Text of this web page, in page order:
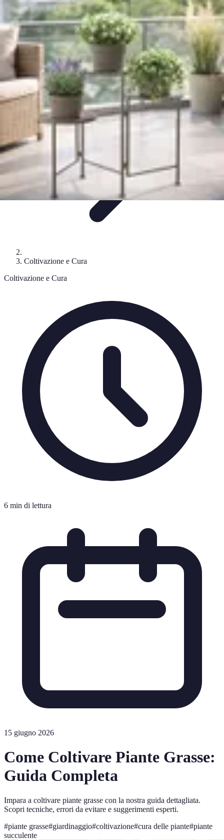
Amo Giardinare
Giardinaggio SostenibileGiardinaggio AromaticoGiardinaggio per
PrincipiantiColtivazionePiante e Cura
Amo Giardinare
Coltivazione e Cura
Coltivazione e Cura
6 min di lettura
15 giugno 2026
Come Coltivare Piante Grasse:
Guida Completa
Impara a coltivare piante grasse con la nostra guida dettagliata.
Scopri tecniche, errori da evitare e suggerimenti esperti.
#piante grasse#giardinaggio#coltivazione#cura delle piante#piante
succulente